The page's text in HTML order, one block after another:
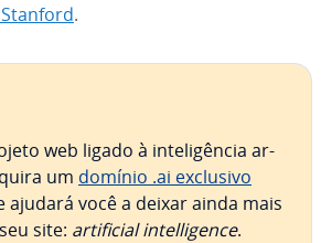
.
web ligado à in­te­li­gên­cia ar­
um domínio .ai exclusivo
ajudará você a deixar ainda mais
site: ar­ti­fi­cial in­tel­li­gence.